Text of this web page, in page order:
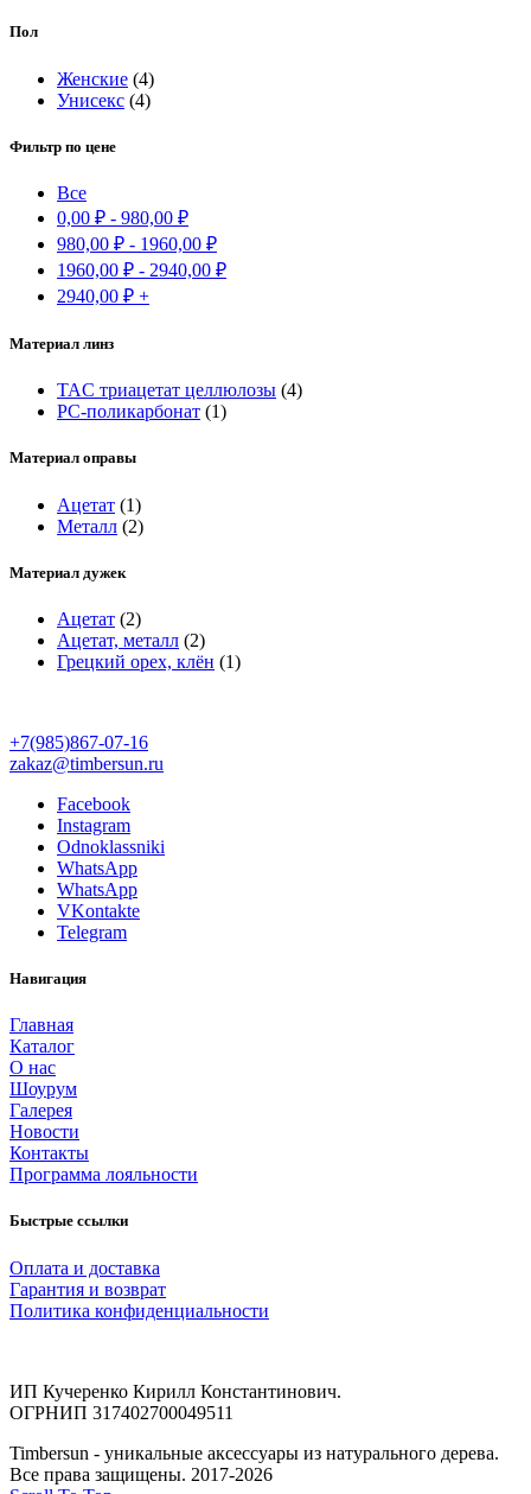
Пол
Женские (4)
Унисекс (4)
Фильтр по цене
Все
0,00 ₽ - 980,00 ₽
980,00 ₽ - 1960,00 ₽
1960,00 ₽ - 2940,00 ₽
2940,00 ₽ +
Материал линз
TAC триацетат целлюлозы (4)
РС-поликарбонат (1)
Материал оправы
Ацетат (1)
Металл (2)
Материал дужек
Ацетат (2)
Ацетат, металл (2)
Грецкий орех, клён (1)
+7(985)867-07-16
zakaz@timbersun.ru
Facebook
Instagram
Odnoklassniki
WhatsApp
WhatsApp
VKontakte
Telegram
Навигация
Главная
Каталог
О нас
Шоурум
Галерея
Новости
Контакты
Программа лояльности
Быстрые ссылки
Оплата и доставка
Гарантия и возврат
Политика конфиденциальности
ИП Кучеренко Кирилл Константинович.
ОГРНИП 317402700049511
Timbersun - уникальные аксессуары из натурального дерева.
Все права защищены. 2017-2026